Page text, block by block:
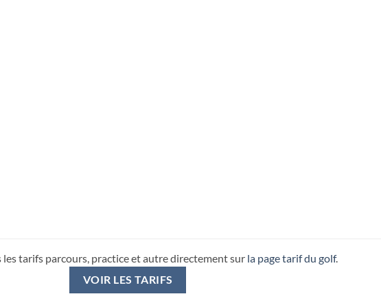
les tarifs parcours, practice et autre directement sur la page tarif du golf.
VOIR LES TARIFS